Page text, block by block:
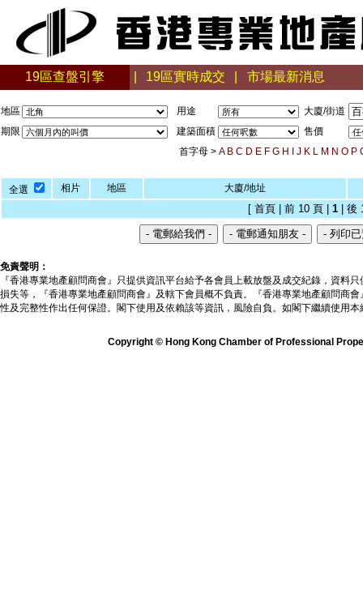
19區查盤引擎 19區實時成交 市場最新消息
地區 用途
大廈/街道
期限
建築面積
售價
首字母 > A B C D E F G H J K L M N O P
全選 相片 地區 大廈/地址
[ 首頁 | 前 10 頁 |1 | 後
免責聲明：
『香港專業地產顧問商會』只提供資訊平台給予各會員上載放盤及成交紀錄，資料
損失等，『香港專業地產顧問商會』及轄下會員概不負責。『香港專業地產顧問商
性及完整性作出任何保證。閣下使用及依賴該等資訊，風險自負。如閣下繼續使用
Copyright © Hong Kong Chamber of Professional